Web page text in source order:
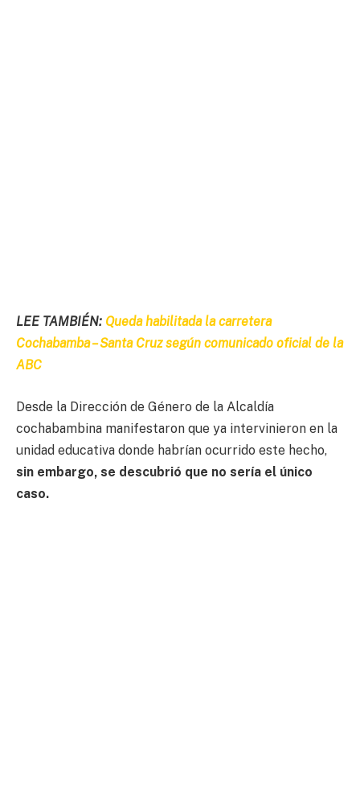
LEE TAMBIÉN: Queda habilitada la carretera
Cochabamba – Santa Cruz según comunicado oficial de la
ABC
Desde la Dirección de Género de la Alcaldía
cochabambina manifestaron que ya intervinieron en la
unidad educativa donde habrían ocurrido este hecho,
sin embargo, se descubrió que no sería el único
caso.